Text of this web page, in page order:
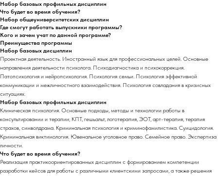
Набор базовых профильных дисциплин
Что будет во время обучения?
Набор общеуниверситетских дисциплин
Где смогут работать выпускники программы?
Кого и зачем учат по данной программе?
Преимущества программы
Набор базовых дисциплин
Проектная деятельность. Иностранный язык для профессиональных целей. Основные
направления деятельности психолога. Психодиагностика и психокоррекция.
Патопсихология и нейропсихология. Психология семьи. Психология эффективной
коммуникации и межличностного взаимодействия. Психология совладания в кризисных
ситуациях.
Набор базовых профильных дисциплин
Клиническая психология. Основные подходы, методы и технологии работы в
консультировании и терапии; КПТ, гешьальт, логотерапия, ЭОТ, арт-терапия, терапия
страхов, символдрама. Криминальная психология и криминофамилистика. Суицидология.
Криминальная виктимология. Ювенальное уголовное право. Семейное право. Экспертиза
личности.
Что будет во время обучения?
Реализация практикоориентированных дисциплин с формированием компетенции
разработки кейсов для работы с различными клиентскими запросами, а также решения